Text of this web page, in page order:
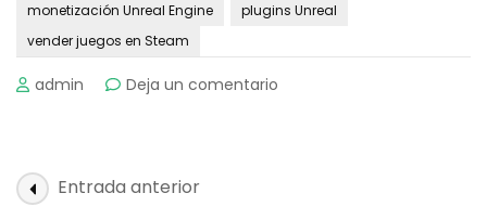
monetización Unreal Engine
plugins Unreal
vender juegos en Steam
admin Deja un comentario
Navegación
Entrada anterior